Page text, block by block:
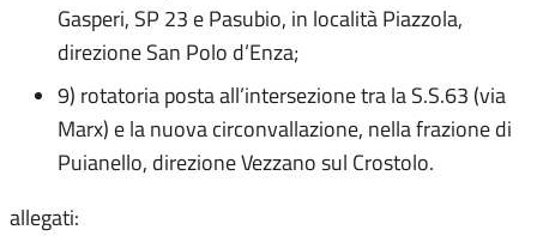
Gasperi, SP 23 e Pasubio, in località Piazzola,
direzione San Polo d’Enza;
9) rotatoria posta all’intersezione tra la S.S.63 (via
Marx) e la nuova circonvallazione, nella frazione di
Puianello, direzione Vezzano sul Crostolo.
allegati: